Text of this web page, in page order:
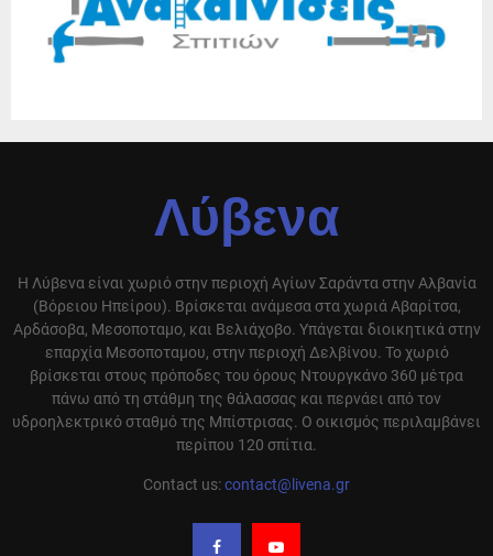
Λύβενα
Η Λύβενα είναι χωριό στην περιοχή Αγίων Σαράντα στην Αλβανία
(Βόρειου Ηπείρου). Βρίσκεται ανάμεσα στα χωριά Αβαρίτσα,
Αρδάσοβα, Μεσοποταμο, και Βελιάχοβο. Υπάγεται διοικητικά στην
επαρχία Μεσοποταμου, στην περιοχή Δελβίνου. Το χωριό
βρίσκεται στους πρόποδες του όρους Ντουργκάνο 360 μέτρα
πάνω από τη στάθμη της θάλασσας και περνάει από τον
υδροηλεκτρικό σταθμό της Μπίστρισας. Ο οικισμός περιλαμβάνει
περίπου 120 σπίτια.
Contact us:contact@livena.gr